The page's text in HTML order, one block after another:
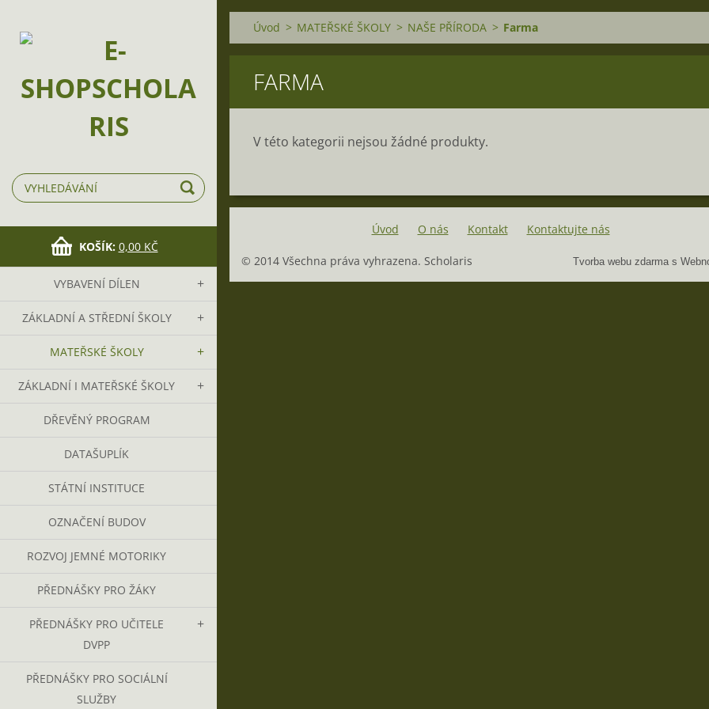
KOŠÍK: 0,00 KČ
VYBAVENÍ DÍLEN
ZÁKLADNÍ A STŘEDNÍ ŠKOLY
MATEŘSKÉ ŠKOLY
ZÁKLADNÍ I MATEŘSKÉ ŠKOLY
DŘEVĚNÝ PROGRAM
DATAŠUPLÍK
STÁTNÍ INSTITUCE
OZNAČENÍ BUDOV
ROZVOJ JEMNÉ MOTORIKY
PŘEDNÁŠKY PRO ŽÁKY
PŘEDNÁŠKY PRO UČITELE
DVPP
PŘEDNÁŠKY PRO SOCIÁLNÍ
SLUŽBY
Úvod > MATEŘSKÉ ŠKOLY > NAŠE PŘÍRODA > Farma
FARMA
V této kategorii nejsou žádné produkty.
Úvod O nás Kontakt Kontaktujte nás
© 2014 Všechna práva vyhrazena. Scholaris Tvorba webu zdarma s